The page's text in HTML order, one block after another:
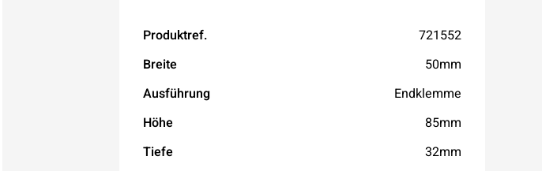
Produktref. 721552
Breite 50mm
Ausführung Endklemme
Höhe 85mm
Tiefe 32mm